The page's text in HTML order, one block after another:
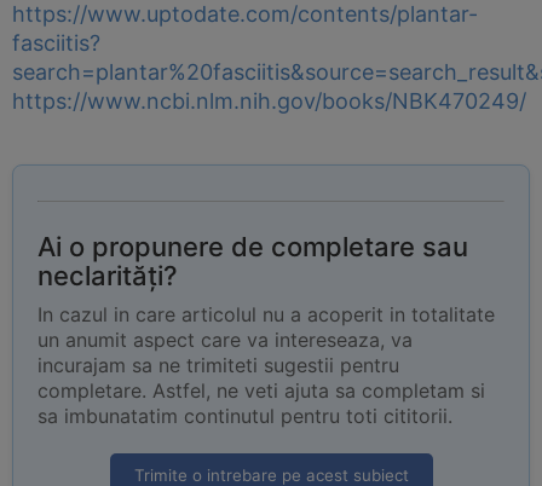
https://www.uptodate.com/contents/plantar-
fasciitis?
https://www.ncbi.nlm.nih.gov/books/NBK470249/
Ai o propunere de completare sau
neclarități?
In cazul in care articolul nu a acoperit in totalitate
un anumit aspect care va intereseaza, va
incurajam sa ne trimiteti sugestii pentru
completare. Astfel, ne veti ajuta sa completam si
sa imbunatatim continutul pentru toti cititorii.
Trimite o intrebare pe acest subiect